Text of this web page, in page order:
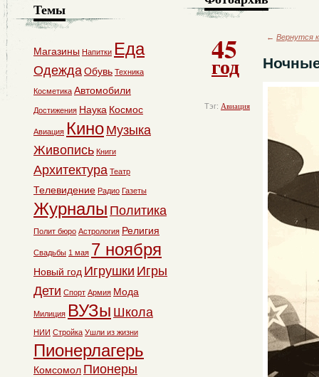
45
год
Тэг: Авиация
← Вернутся
Темы
Магазины Напитки Еда
ОдеждаОбувь Техника
Косметика Автомобили
Достижения Наука Космос
Авиация Кино Музыка
Живопись Книги
Архитектура Театр
Телевидение Радио Газеты
Журналы Политика
Полит бюро Астрология Религия
Свадьбы 1 мая 7 ноября
Новый год Игрушки Игры
Дети Спорт Армия Мода
Милиция ВУЗы Школа
НИИ Стройка Ушли из жизни
Пионерлагерь
Комсомол Пионеры